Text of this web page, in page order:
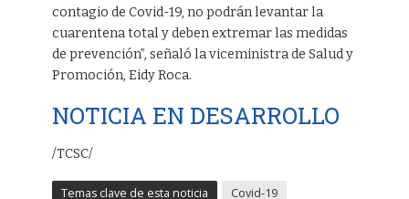
contagio de Covid-19, no podrán levantar la
cuarentena total y deben extremar las medidas
de prevención”, señaló la viceministra de Salud y
Promoción, Eidy Roca.
NOTICIA EN DESARROLLO
/TCSC/
Temas clave de esta noticia
Covid-19